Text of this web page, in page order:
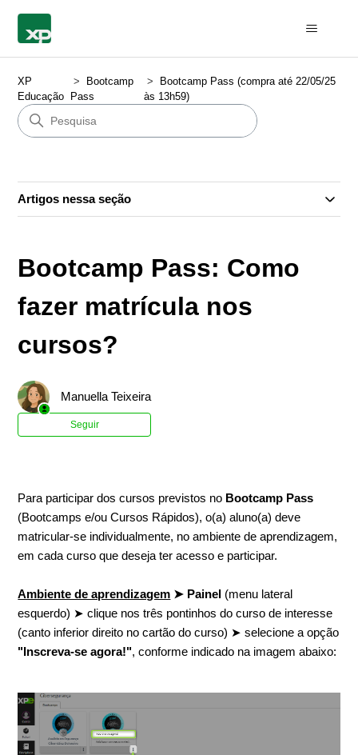
XP
Educação
Bootcamp
Pass
Bootcamp Pass (compra até 22/05/25
às 13h59)
Artigos nessa seção
Bootcamp Pass: Como
fazer matrícula nos
cursos?
Manuella Teixeira
Seguir
Para participar dos cursos previstos no Bootcamp Pass
(Bootcamps e/ou Cursos Rápidos), o(a) aluno(a) deve
matricular-se individualmente, no ambiente de aprendizagem,
em cada curso que deseja ter acesso e participar.
Ambiente de aprendizagem ➤ Painel (menu lateral
esquerdo) ➤ clique nos três pontinhos do curso de interesse
(canto inferior direito no cartão do curso) ➤ selecione a opção
"Inscreva-se agora!", conforme indicado na imagem abaixo: